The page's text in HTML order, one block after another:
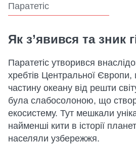
Паратетіс
Як з’явився та зник
Паратетіс утворився
хребтів Центральної
частину океану від решти
була слабосолоною, що
екосистему. Тут мешкали
найменші кити в історії
населяли узбережжя.